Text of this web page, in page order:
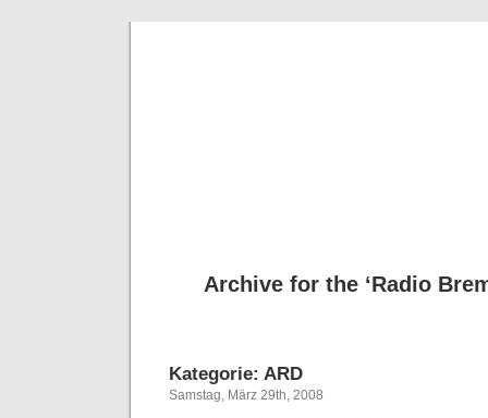
Archive for the ‘Radio
Kategorie: ARD
Samstag, März 29th, 2008